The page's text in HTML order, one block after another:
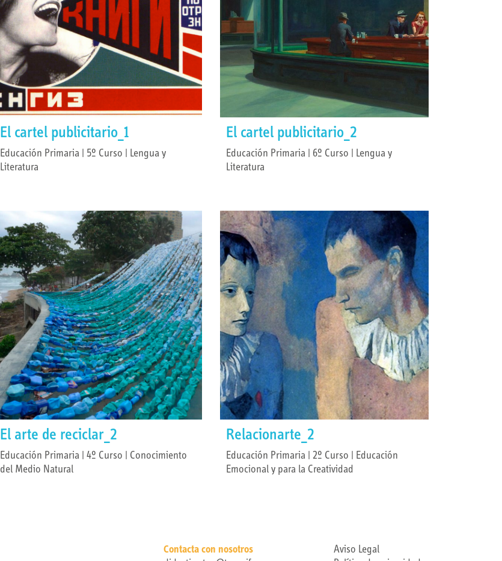
El cartel publicitario_1
Educación Primaria | 5º Curso | Lengua y
Literatura
El cartel publicitario_2
Educación Primaria | 6º Curso | Lengua y
Literatura
El arte de reciclar_2
Educación Primaria | 4º Curso | Conocimiento
del Medio Natural
Relacionarte_2
Educación Primaria | 2º Curso | Educación
Emocional y para la Creatividad
Contacta con nosotros
Aviso Legal